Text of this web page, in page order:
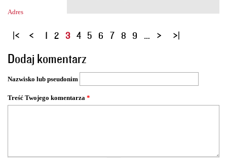
Adres
S
r
o
y
1 2 3 4 5 6 7 8 9 …
Dodaj komentarz
Nazwisko lub pseudonim
Treść Twojego komentarza *